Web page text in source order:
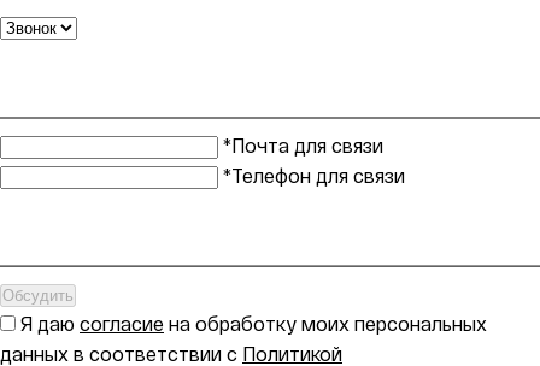
*Почта для связи
*Телефон для связи
Обсудить
Я даю согласие на обработку моих персональных
данных в соответствии с Политикой